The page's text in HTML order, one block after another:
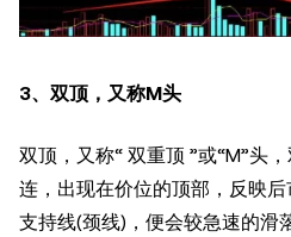
3、双顶，又称M头
双顶，又称“ 双重顶 ”或“M”头
连，出现在价位的顶部，反映
支持线(颈线)，便会较急速的滑